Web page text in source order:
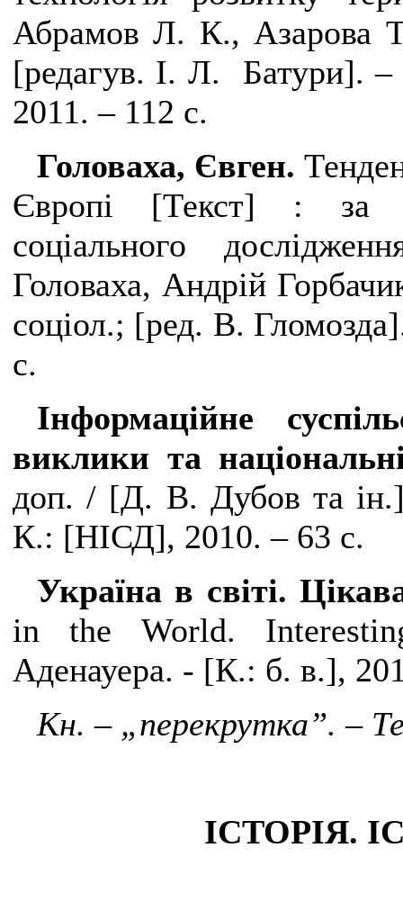
Абрамов Л. К., Азарова
[редагув. І. Л. Батури]. –
2011. – 112 с.
Головаха, Євген.
Європі [Текст] : за
соціального
Головаха, Андрій
соціол.; [ред. В.
с.
Інформаційне
виклики та
доп. / [Д. В. Дубов та ін.]
К.: [НІСД], 2010. – 63 с.
Україна в світі.
in
the World.
Аденауера. - [К.: б. в.],
Кн. – „перекрутка”. –
ІСТОРІЯ.